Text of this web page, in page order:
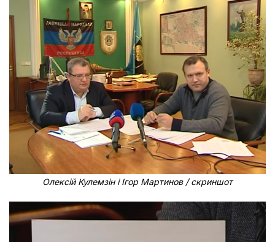
Олексій Кулемзін і Ігор Мартинов / скриншот